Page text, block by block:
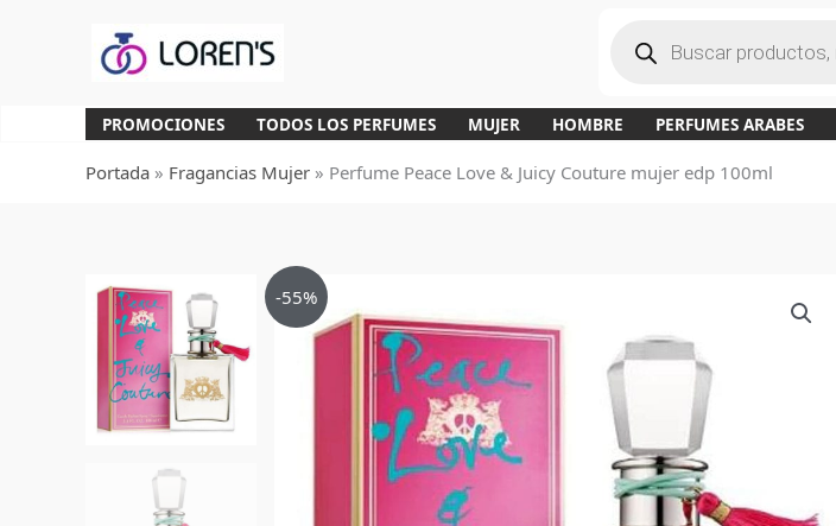
a
d
e
r
o
PROMOCIONES TODOS LOS PERFUMES MUJER HOMBRE PERFUMES ARABES
Portada » Fragancias Mujer » Perfume Peace Love & Juicy Couture mujer edp 100ml
-55%